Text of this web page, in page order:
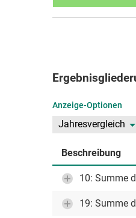
Anzeige-Optionen
Jahresvergleich
Beschreibung
10: Summe
19: Summe